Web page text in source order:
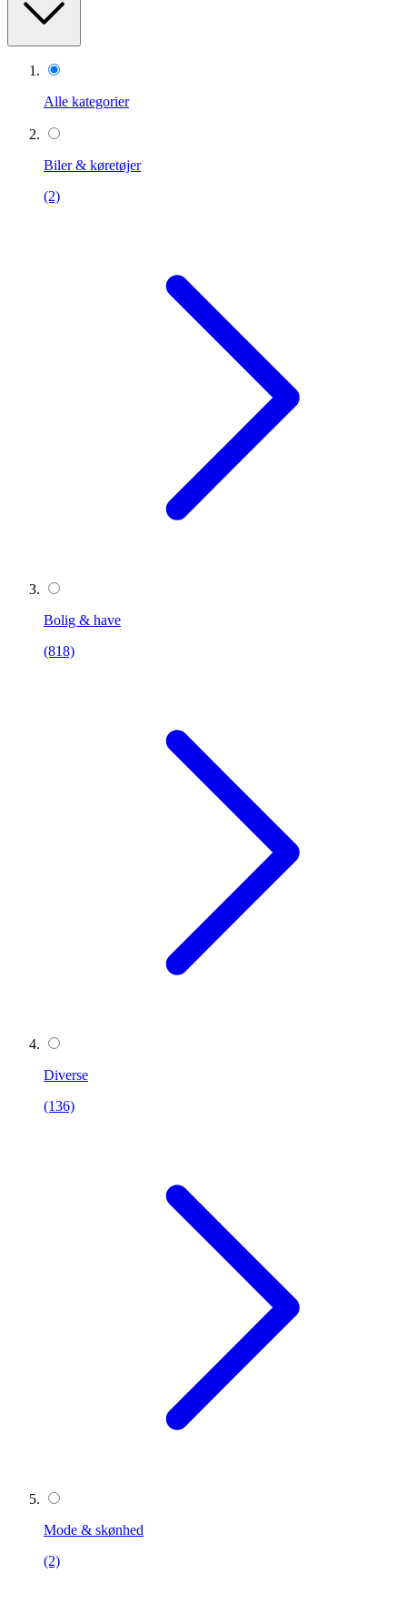
Alle kategorier
Biler & køretøjer
(2)
Bolig & have
(818)
Diverse
(136)
Mode & skønhed
(2)